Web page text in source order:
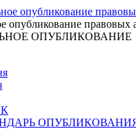
опубликование правовых
ОПУБЛИКОВАНИЕ